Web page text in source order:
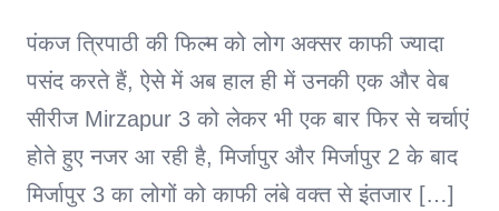
पंकज त्रिपाठी की फिल्म को लोग अक्सर काफी ज्यादा
पसंद करते हैं, ऐसे में अब हाल ही में उनकी एक और वेब
सीरीज Mirzapur 3 को लेकर भी एक बार फिर से चर्चाएं
होते हुए नजर आ रही है, मिर्जापुर और मिर्जापुर 2 के बाद
मिर्जापुर 3 का लोगों को काफी लंबे वक्त से इंतजार […]